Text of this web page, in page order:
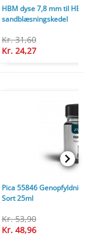
HBM dyse 7,8 mm til
sandblæsningskedel
Kr. 31,60
Kr. 24,27
Pica 55846
Sort 25ml
Kr. 53,90
Kr. 48,96